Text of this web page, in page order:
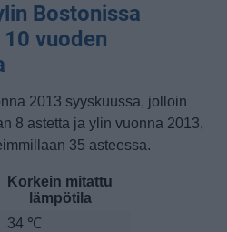
Bostonissa
vuoden
2013 syyskuussa, jolloin
8 astetta ja ylin vuonna 2013,
35 asteessa.
Korkein mitattu
lämpötila
34 ℃